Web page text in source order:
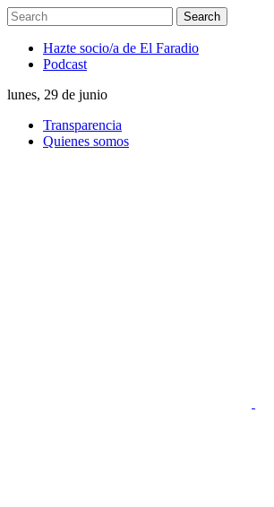
Hazte socio/a de El Faradio
Podcast
lunes, 29 de junio
Transparencia
Quienes somos